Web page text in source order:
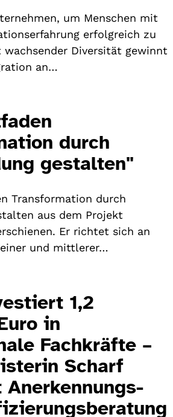
um Menschen mit
erfolgreich zu
wachsender Diversität gewinnt
an…
durch
gestalten"
Transformation durch
aus dem Projekt
Er richtet sich an
und mittlerer…
1,2
in
Fachkräfte –
Scharf